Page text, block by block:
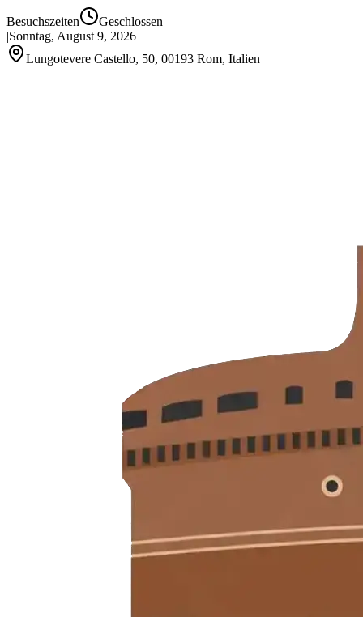
Besuchszeiten
Geschlossen
|Sonntag, August 9, 2026
Lungotevere Castello, 50, 00193 Rom, Italien